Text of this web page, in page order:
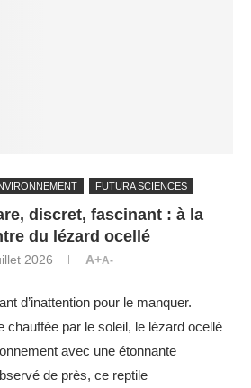
FUTURA SCIENCES
discret, fascinant : à la
du lézard ocellé
2026 A+A-
d’inattention pour le manquer.
chauffée par le soleil, le lézard ocellé
avec une étonnante
de près, ce reptile